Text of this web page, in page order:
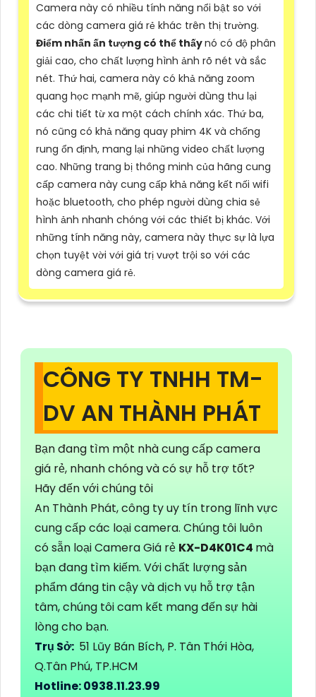
Camera này có nhiều tính năng nổi bật so với
các dòng camera giá rẻ khác trên thị trường.
Điểm nhấn ấn tượng có thể thấynó có độ phân
giải cao, cho chất lượng hình ảnh rõ nét và sắc
nét. Thứ hai, camera này có khả năng zoom
quang học mạnh mẽ, giúp người dùng thu lại
các chi tiết từ xa một cách chính xác. Thứ ba,
nó cũng có khả năng quay phim 4K và chống
rung ổn định, mang lại những video chất lượng
cao. Những trang bị thông minh của hãng cung
cấp camera này cung cấp khả năng kết nối wifi
hoặc bluetooth, cho phép người dùng chia sẻ
hình ảnh nhanh chóng với các thiết bị khác. Với
những tính năng này, camera này thực sự là lựa
chọn tuyệt vời với giá trị vượt trội so với các
dòng camera giá rẻ.
CÔNG TY TNHH TM-
DV AN THÀNH PHÁT
Bạn đang tìm một nhà cung cấp camera
giá rẻ, nhanh chóng và có sự hỗ trợ tốt?
Hãy đến với chúng tôi
An Thành Phát, công ty uy tín trong lĩnh vực
cung cấp các loại camera. Chúng tôi luôn
có sẵn loại Camera Giá rẻ KX-D4K01C4 mà
bạn đang tìm kiếm. Với chất lượng sản
phẩm đáng tin cậy và dịch vụ hỗ trợ tận
tâm, chúng tôi cam kết mang đến sự hài
lòng cho bạn.
Trụ Sở: 51 Lũy Bán Bích, P. Tân Thới Hòa,
Q.Tân Phú, TP.HCM
Hotline: 0938.11.23.99